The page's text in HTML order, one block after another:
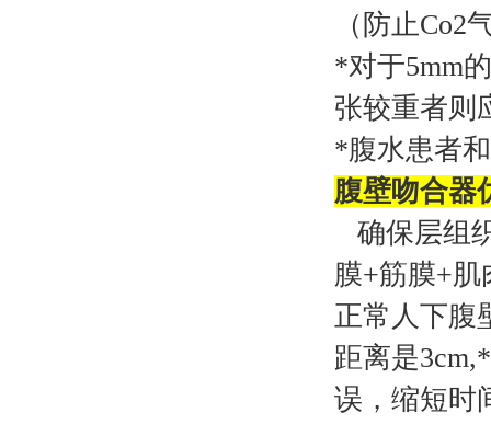
（防止
*对于5mm
张较重者则
*腹水患者
腹壁吻合器
确保层组
膜+筋膜+肌
正常人下腹
距离是
误，缩短时